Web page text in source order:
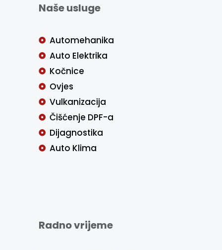
Naše usluge
Automehanika
Auto Elektrika
Kočnice
Ovjes
Vulkanizacija
Čišćenje DPF-a
Dijagnostika
Auto Klima
Radno vrijeme